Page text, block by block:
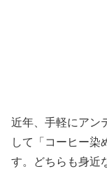
近年、手軽にアン
して「コーヒー染
す。どちらも身近